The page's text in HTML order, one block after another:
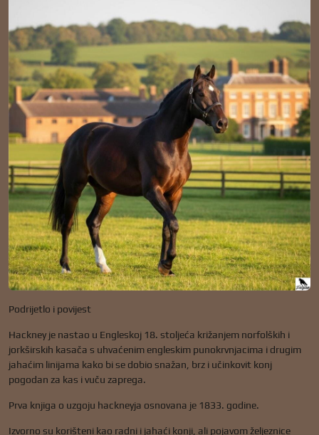
Podrijetlo i povijest
Hackney je nastao u Engleskoj 18. stoljeća križanjem norfolških i
jorkširskih kasača s uhvaćenim engleskim punokrvnjacima i drugim
jahaćim linijama kako bi se dobio snažan, brz i učinkovit konj
pogodan za kas i vuču zaprega.
Prva knjiga o uzgoju hackneyja osnovana je 1833. godine.
Izvorno su korišteni kao radni i jahaći konji, ali pojavom željeznice